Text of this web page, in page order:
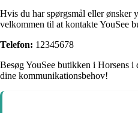
Hvis du har spørgsmål eller ønsker
velkommen til at kontakte YouSee
Telefon: 12345678
Besøg YouSee butikken i Horsens i
dine kommunikationsbehov!